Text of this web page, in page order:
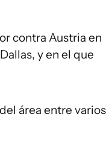
contra Austria en
y en el que
área entre varios